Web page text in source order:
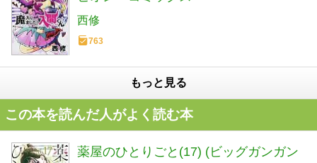
西修
763
もっと見る
この本を読んだ人がよく読む本
薬屋のひとりごと(17) (ビッグガンガン